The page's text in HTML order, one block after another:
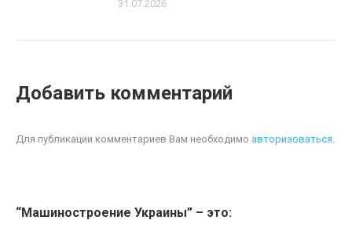
31.07.2026
Добавить комментарий
Для публикации комментариев Вам необходимо авторизоваться.
“Машиностроение Украины” – это: